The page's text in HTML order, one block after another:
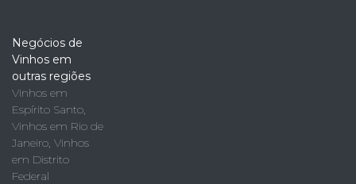
Negócios de
Vinhos em
outras regiões
Vinhos em
Espírito Santo,
Vinhos em Rio de
Janeiro, Vinhos
em Distrito
Federal